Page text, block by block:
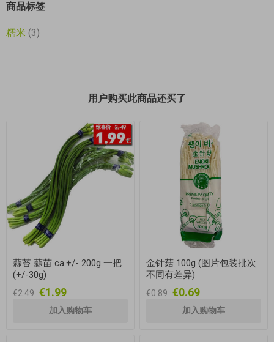
商品标签
糯米 (3)
用户购买此商品还买了
蒜苔 蒜苗 ca.+/- 200g 一把
(+/-30g)
€2.49 €1.99
金针菇 100g (图片包装批次
不同有差异)
€0.89 €0.69